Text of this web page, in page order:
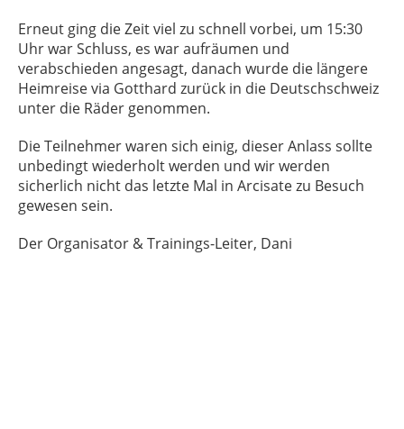
Erneut ging die Zeit viel zu schnell vorbei, um 15:30
Uhr war Schluss, es war aufräumen und
verabschieden angesagt, danach wurde die längere
Heimreise via Gotthard zurück in die Deutschschweiz
unter die Räder genommen.
Die Teilnehmer waren sich einig, dieser Anlass sollte
unbedingt wiederholt werden und wir werden
sicherlich nicht das letzte Mal in Arcisate zu Besuch
gewesen sein.
Der Organisator & Trainings-Leiter, Dani